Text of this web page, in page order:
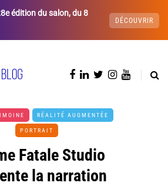
édition du salon, du 8
DÉCOUVRIR
RÉALITÉ AUGMENTÉE
PORTRAIT
Fatale Studio
la narration